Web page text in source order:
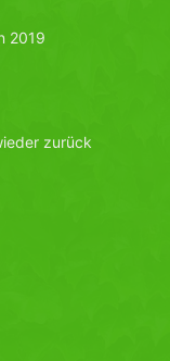
2019
zurück